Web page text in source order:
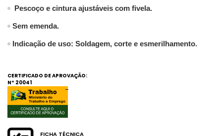
Pescoço e cintura ajustáveis com fivela.
Sem emenda.
Indicação de uso: Soldagem, corte e esmerilhamento.
CERTIFICADO DE APROVAÇÃO:
Nº 20041
FICHA TÉCNICA